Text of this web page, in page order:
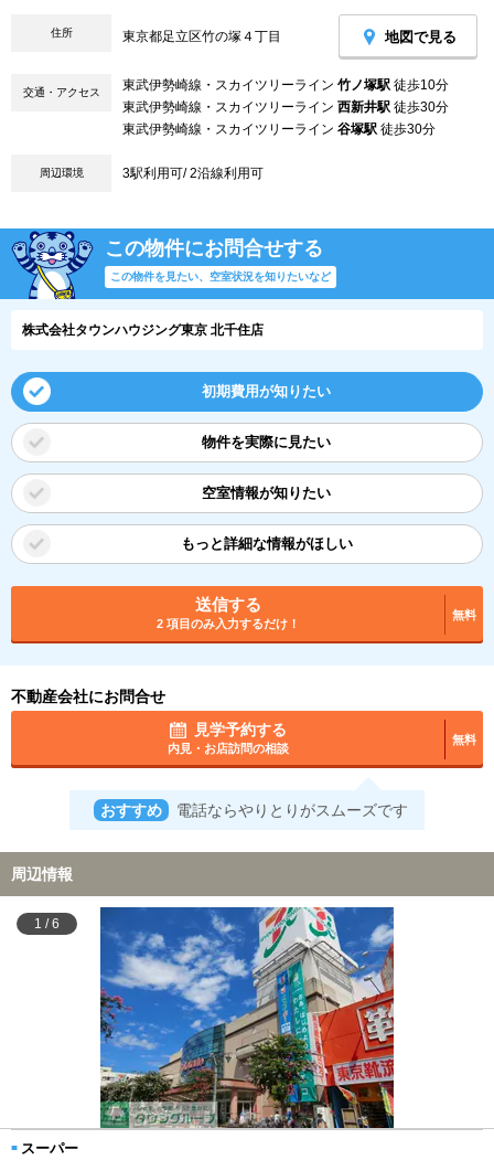
住所 東京都足立区竹の塚４丁目 地図で見る
交通・アクセス 東武伊勢崎線・スカイツリーライン 竹ノ塚駅 徒歩10分
東武伊勢崎線・スカイツリーライン 西新井駅 徒歩30分
東武伊勢崎線・スカイツリーライン 谷塚駅 徒歩30分
周辺環境 3駅利用可/ 2沿線利用可
この物件にお問合せする
この物件を見たい、空室状況を知りたいなど
株式会社タウンハウジング東京 北千住店
初期費用が知りたい
物件を実際に見たい
空室情報が知りたい
もっと詳細な情報がほしい
送信する
2 項目のみ入力するだけ！
無料
不動産会社にお問合せ
見学予約する
内見・お店訪問の相談
無料
おすすめ 電話ならやりとりがスムーズです
周辺情報
1 /6
スーパー